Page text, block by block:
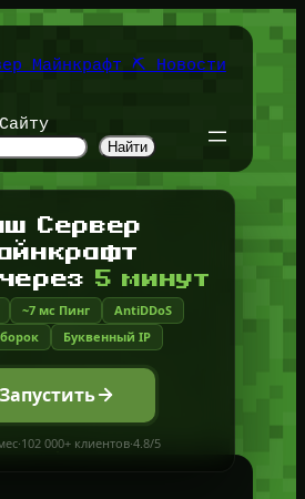
Майнкрафт ⛏️ Новости
Найти
Сервер
5 минут
~7 мс Пинг
AntiDDoS
Буквенный IP
Запустить
·102 000+ клиентов·4.8/5